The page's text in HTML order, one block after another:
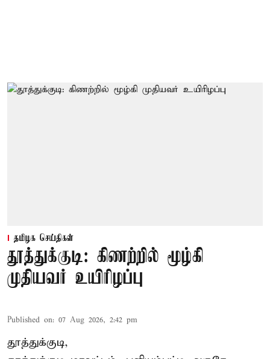
தமிழக செய்திகள்
தூத்துக்குடி: கிணற்றில் மூழ்கி
முதியவர் உயிரிழப்பு
Published on: 07 Aug 2026, 2:42 pm
தூத்துக்குடி,